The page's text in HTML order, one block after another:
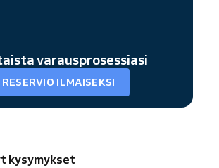
varausprosessiasi
ILMAISEKSI
kysymykset